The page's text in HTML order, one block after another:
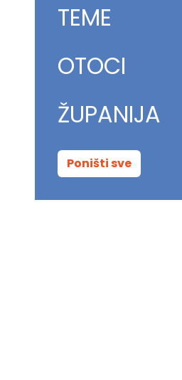
TEME
OTOCI
ŽUPANIJA
Poništi sve